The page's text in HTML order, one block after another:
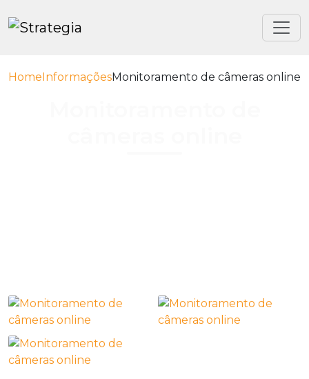
HomeInformaçõesMonitoramento de câmeras online